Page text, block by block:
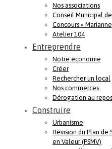
Nos associations
Conseil Municipal
Concours «
Atelier 104
Entreprendre
Notre économie
Créer
Rechercher un local
Nos commerces
Dérogation au
Construire
Urbanisme
Révision du Plan de
en Valeur (PSMV)